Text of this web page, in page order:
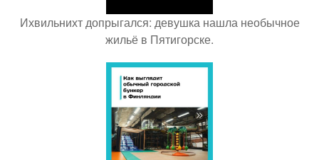
Ихвильнихт допрыгался: девушка нашла необычное
жильё в Пятигорске.